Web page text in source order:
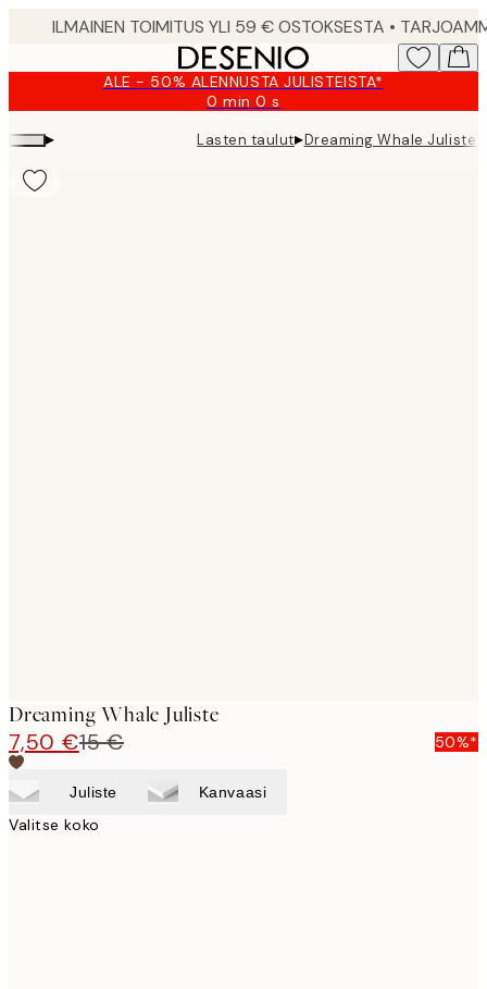
ALE - 50% ALENNUSTA JULISTEISTA*
0 min0 s
Voimassa
asti:
2026-
▸ Lasten taulut▸Dreaming Whale Juliste
Dreaming Whale Juliste
7,50 €15 € 50%*
Juliste Kanvaasi
Valitse koko